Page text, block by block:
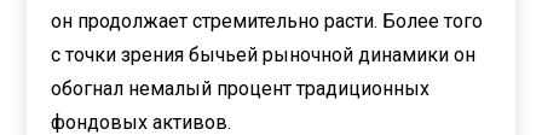
он продолжает стремительно расти. Более того
с точки зрения бычьей рыночной динамики он
обогнал немалый процент традиционных
фондовых активов.